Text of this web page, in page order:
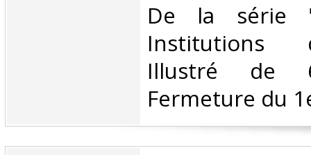
‎De la série
Institutions
Illustré de
Fermeture du